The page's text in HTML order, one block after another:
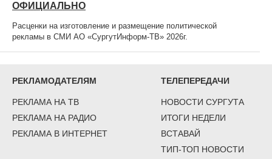
ОФИЦИАЛЬНО
Расценки на изготовление и размещение политической
рекламы в СМИ АО «СургутИнформ-ТВ» 2026г.
РЕКЛАМОДАТЕЛЯМ
РЕКЛАМА НА ТВ
РЕКЛАМА НА РАДИО
РЕКЛАМА В ИНТЕРНЕТ
ТЕЛЕПЕРЕДАЧИ
НОВОСТИ СУРГУТА
ИТОГИ НЕДЕЛИ
ВСТАВАЙ
ТИП-ТОП НОВОСТИ